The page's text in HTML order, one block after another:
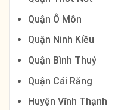
Quận Ô Môn
Quận Ninh Kiều
Quận Bình Thuỷ
Quận Cái Răng
Huyện Vĩnh Thạnh